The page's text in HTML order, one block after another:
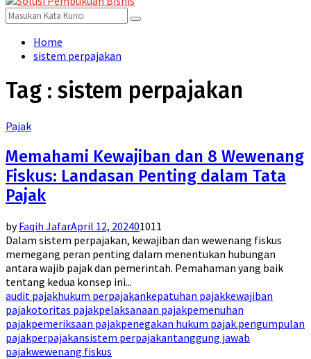
for:
Menu
Search
for:
Search
Home
sistem perpajakan
Tag : sistem perpajakan
Pajak
Memahami Kewajiban dan 8 Wewenang
Fiskus: Landasan Penting dalam Tata
Pajak
byFaqih JafarApril 12, 202401011
Dalam sistem perpajakan, kewajiban dan wewenang fiskus
memegang peran penting dalam menentukan hubungan
antara wajib pajak dan pemerintah. Pemahaman yang baik
tentang kedua konsep ini...
audit pajakhukum perpajakankepatuhan pajakkewajiban
pajakotoritas pajakpelaksanaan pajakpemenuhan
pajakpemeriksaan pajakpenegakan hukum pajak.pengumpulan
pajakperpajakansistem perpajakantanggung jawab
pajakwewenang fiskus